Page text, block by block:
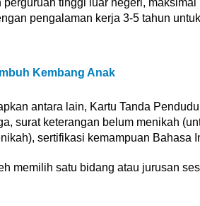
tinggi luar negeri,
pengalaman kerja 3-5 tahun
Kembang Anak
antara lain, Kartu Tanda
surat keterangan belum menikah
sertifikasi kemampuan Bahasa
memilih satu bidang atau jurusan